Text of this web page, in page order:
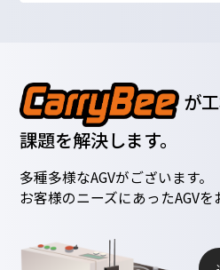
が
課題を解決します。
多種多様なAGVがございます。
お客様のニーズにあったAGVを